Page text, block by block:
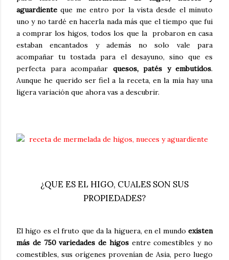
aguardiente que me entro por la vista desde el minuto
uno y no tardé en hacerla nada más que el tiempo que fui
a comprar los higos, todos los que la probaron en casa
estaban encantados y además no solo vale para
acompañar tu tostada para el desayuno, sino que es
perfecta para acompañar quesos, patés y embutidos.
Aunque he querido ser fiel a la receta, en la mía hay una
ligera variación que ahora vas a descubrir.
¿QUE ES EL HIGO, CUALES SON SUS
PROPIEDADES?
El higo es el fruto que da la higuera, en el mundo existen
más de 750 variedades de higosentre comestibles y no
comestibles, sus orígenes provenían de Asia, pero luego